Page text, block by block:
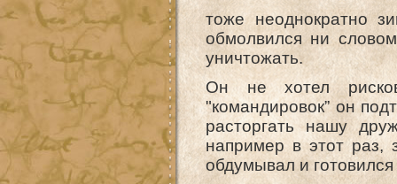
тоже неоднократно
обмолвился ни
уничтожать.
Он не хотел
"командировок” он
расторгать нашу
например в этот
обдумывал и